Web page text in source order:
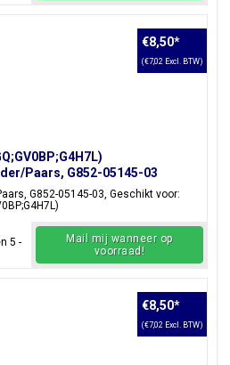
Paars, G852-05145-03
G852-05145-03, Geschikt voor:
€8,50*
(€7,02 Excl. BTW)
5 -
Mail mij wanneer op
voorraad!
€8,50*
(€7,02 Excl. BTW)